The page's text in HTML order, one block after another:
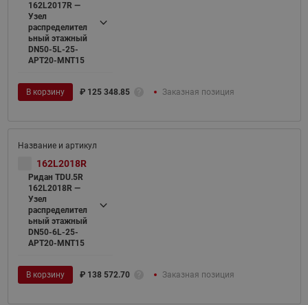
162L2017R —
Узел
распределител
ьный этажный
DN50-5L-25-
APT20-MNT15
В корзину ₽ 125 348.85 Заказная позиция
162L2018R
Ридан TDU.5R
162L2018R —
Узел
распределител
ьный этажный
DN50-6L-25-
APT20-MNT15
В корзину ₽ 138 572.70 Заказная позиция